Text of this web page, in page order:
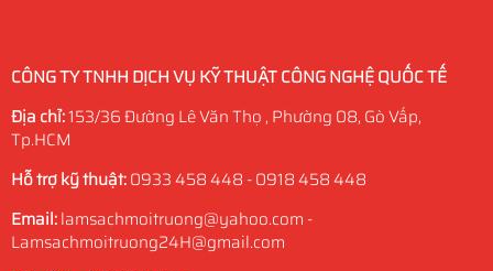
CÔNG TY TNHH DỊCH VỤ KỸ THUẬT CÔNG NGHỆ QUỐC TẾ
Địa chỉ:153/36 Đường Lê Văn Thọ , Phường 08, Gò Vấp,
Tp.HCM
Hỗ trợ kỹ thuật:0933 458 448 - 0918 458 448
Email:lamsachmoitruong@yahoo.com -
Lamsachmoitruong24H@gmail.com